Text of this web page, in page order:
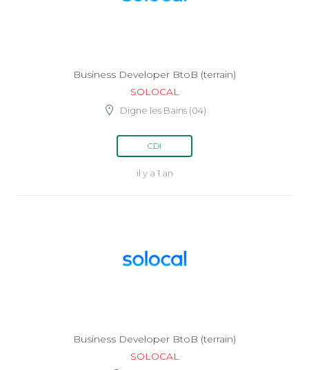
Business Developer BtoB (terrain)
SOLOCAL
Digne les Bains (04)
CDI
il y a 1 an
Business Developer BtoB (terrain)
SOLOCAL